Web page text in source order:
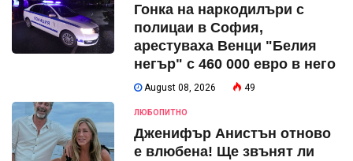
Гонка на наркодилъри с
полицаи в София,
арестуваха Венци "Белия
негър" с 460 000 евро в него
August 08, 2026 49
ЛЮБОПИТНО
Дженифър Анистън отново
е влюбена! Ще звънят ли